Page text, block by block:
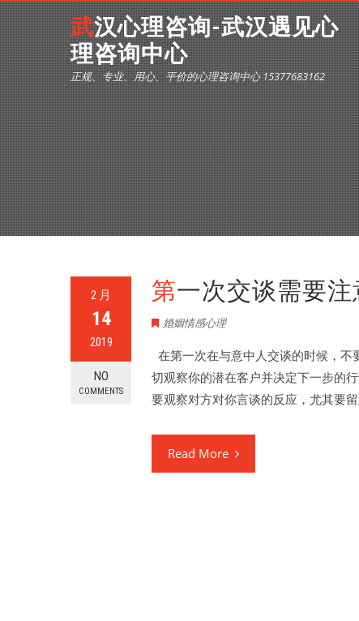
武汉心理咨询-武汉遇见心
理咨询中心
正规、专业、用心、平价的心理咨询中心 15377683162
2 月
14
2019
NO
COMMENTS
第一次交谈需要
婚姻情感心理
在第一次在与意中人交谈的时候，
切观察你的潜在客户并决定下一步的
要观察对方对你言谈的反应，尤其要
Read More